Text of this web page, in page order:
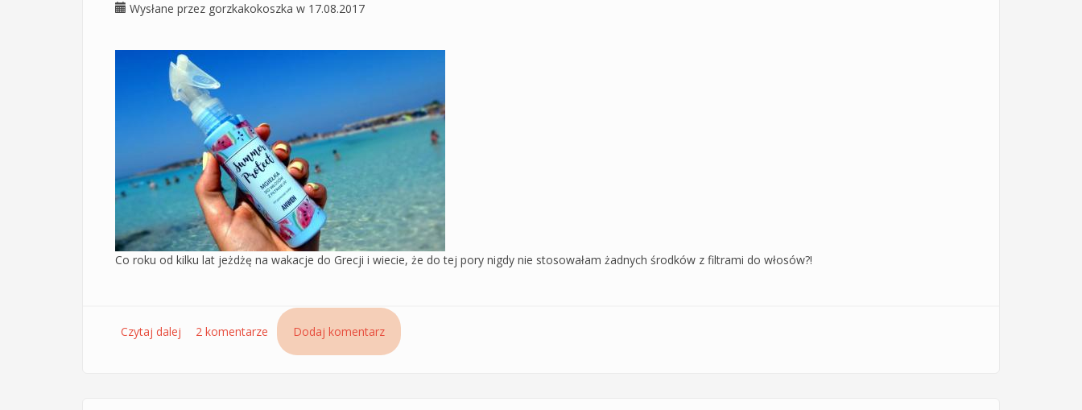
Wysłane przez gorzkakokoszka w 17.08.2017
Co roku od kilku lat jeżdżę na wakacje do Grecji i wiecie, że do tej pory nigdy nie stosowałam żadnych środków z filtrami do włosów?!
Czytaj dalej wpis Summer Protect - mgiełka do włosów z filtrami UV – Jak mgiełka od Anwen sprawdziła się na dwutygodniowych wakacjach na Krecie?
2 komentarze Dodaj komentarz